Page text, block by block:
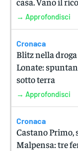
→ Approfondisci
Cronaca
Blitz nella
Lonate:
sotto terra
→ Approfondisci
Cronaca
Castano Primo,
Malpensa: tre